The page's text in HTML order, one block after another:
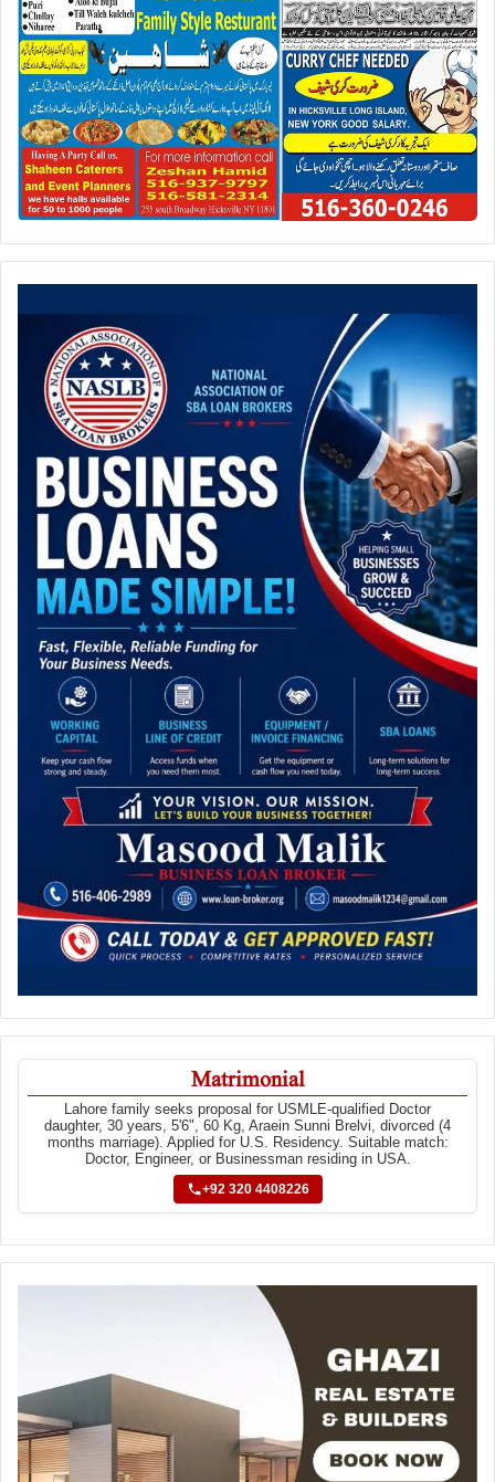
Matrimonial
Lahore family seeks proposal for USMLE-qualified Doctor
daughter, 30 years, 5'6", 60 Kg, Araein Sunni Brelvi, divorced (4
months marriage). Applied for U.S. Residency. Suitable match:
Doctor, Engineer, or Businessman residing in USA.
+92 320 4408226